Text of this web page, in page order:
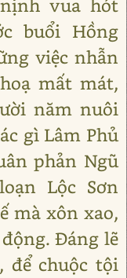
vua hót
buổi Hồng
việc nhẫn
mất mát,
năm nuôi
gì Lâm Phủ
phản Ngũ
Lộc Sơn
mà xôn xao,
Đáng lẽ
để chuộc tội